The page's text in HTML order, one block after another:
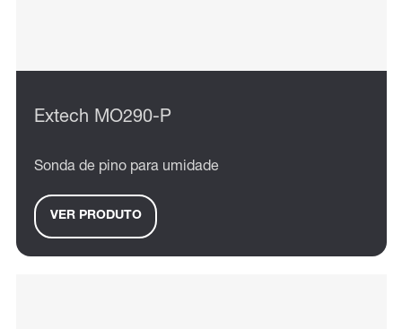
Extech MO290-P
Sonda de pino para umidade
VER PRODUTO